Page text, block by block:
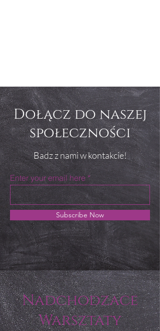
Dołącz do naszej
społeczności
Badz z nami w kontakcie!
Enter your email here
Subscribe Now
Nadchodzace
Warsztaty